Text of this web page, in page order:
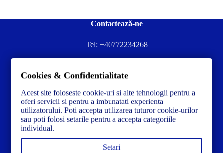
Contactează-ne
Tel: +40772234268
Contacteză-ne la:✉️contact@concrete-forma.com
Str. Dacia Nr 12 Ineu, Arad 315300 Romania
Cookies & Confidentialitate
Acest site foloseste cookie-uri si alte tehnologii pentru a
oferi servicii si pentru a imbunatati experienta
utilizatorului. Poti accepta utilizarea tuturor cookie-urilor
sau poti folosi setarile pentru a accepta categoriile
individual.
Setari